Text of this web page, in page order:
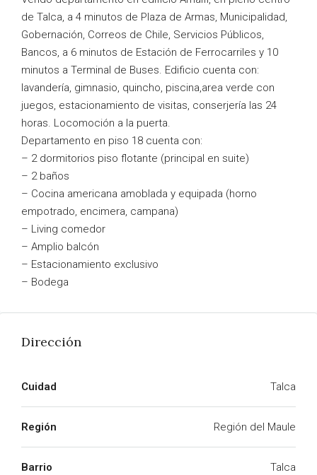
de Talca, a 4 minutos de Plaza de Armas, Municipalidad,
Gobernación, Correos de Chile, Servicios Públicos,
Bancos, a 6 minutos de Estación de Ferrocarriles y 10
minutos a Terminal de Buses. Edificio cuenta con:
lavandería, gimnasio, quincho, piscina,area verde con
juegos, estacionamiento de visitas, conserjería las 24
horas. Locomoción a la puerta.
Departamento en piso 18 cuenta con:
– 2 dormitorios piso flotante (principal en suite)
– 2 baños
– Cocina americana amoblada y equipada (horno
empotrado, encimera, campana)
– Living comedor
– Amplio balcón
– Estacionamiento exclusivo
– Bodega
Dirección
Cuidad Talca
Región Región del Maule
Barrio Talca